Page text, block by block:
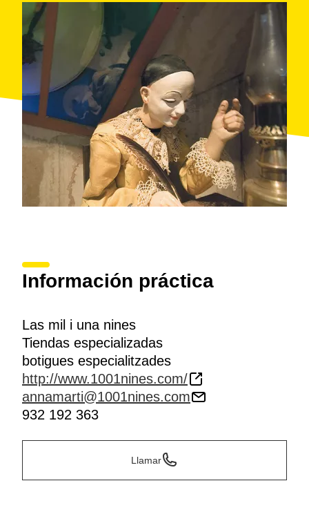
Información práctica
Las mil i una nines
Tiendas especializadas
botigues especialitzades
http://www.1001nines.com/
annamarti@1001nines.com
932 192 363
Llamar